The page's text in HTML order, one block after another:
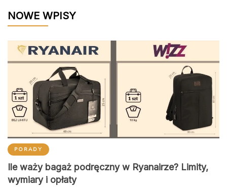
NOWE WPISY
PORADY
Ile waży bagaż podręczny w Ryanairze? Limity,
wymiary i opłaty